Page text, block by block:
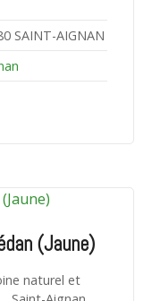
SAINT-AIGNAN
(Jaune)
naturel et